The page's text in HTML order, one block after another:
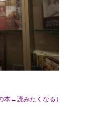
本←読みたくなる）